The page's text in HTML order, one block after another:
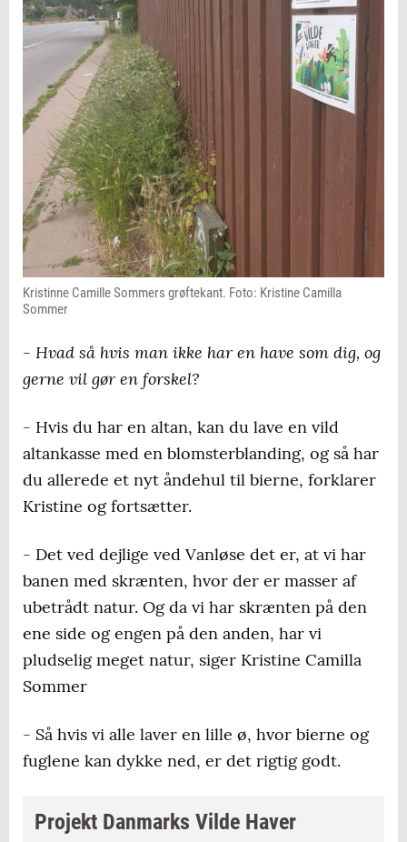
Kristinne Camille Sommers grøftekant. Foto: Kristine Camilla
Sommer
- Hvad så hvis man ikke har en have som dig, og
gerne vil gør en forskel?
- Hvis du har en altan, kan du lave en vild
altankasse med en blomsterblanding, og så har
du allerede et nyt åndehul til bierne, forklarer
Kristine og fortsætter.
- Det ved dejlige ved Vanløse det er, at vi har
banen med skrænten, hvor der er masser af
ubetrådt natur. Og da vi har skrænten på den
ene side og engen på den anden, har vi
pludselig meget natur, siger Kristine Camilla
Sommer
- Så hvis vi alle laver en lille ø, hvor bierne og
fuglene kan dykke ned, er det rigtig godt.
Projekt Danmarks Vilde Haver